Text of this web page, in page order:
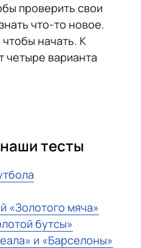
проверить свои
что-то новое.
начать. К
четыре варианта
тесты
«Золотого мяча»
бутсы»
и «Барселоны»